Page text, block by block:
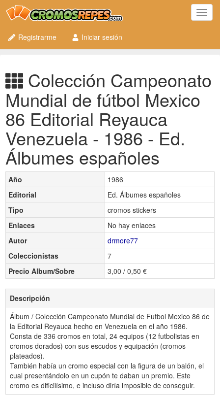
Registrarme
Iniciar sesión
Colección Campeonato
Mundial de fútbol Mexico
86 Editorial Reyauca
Venezuela - 1986 - Ed.
Álbumes españoles
Año
1986
Editorial
Ed. Álbumes españoles
Tipo
cromos stickers
Enlaces
No hay enlaces
Autor
drmore77
Coleccionistas
7
Precio Album/Sobre
3,00 / 0,50 €
Descripción
Álbum / Colección Campeonato Mundial de Futbol Mexico 86 de
la Editorial Reyauca hecho en Venezuela en el año 1986.
Consta de 336 cromos en total, 24 equipos (12 futbolistas en
cromos dorados) con sus escudos y equipación (cromos
plateados).
También había un cromo especial con la figura de un balón, el
cual presentándolo en un cupón te daban un premio. Este
cromo es dificilísimo, e incluso diría imposible de conseguir.